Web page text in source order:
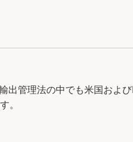
出管理法の中でも米国およ
。